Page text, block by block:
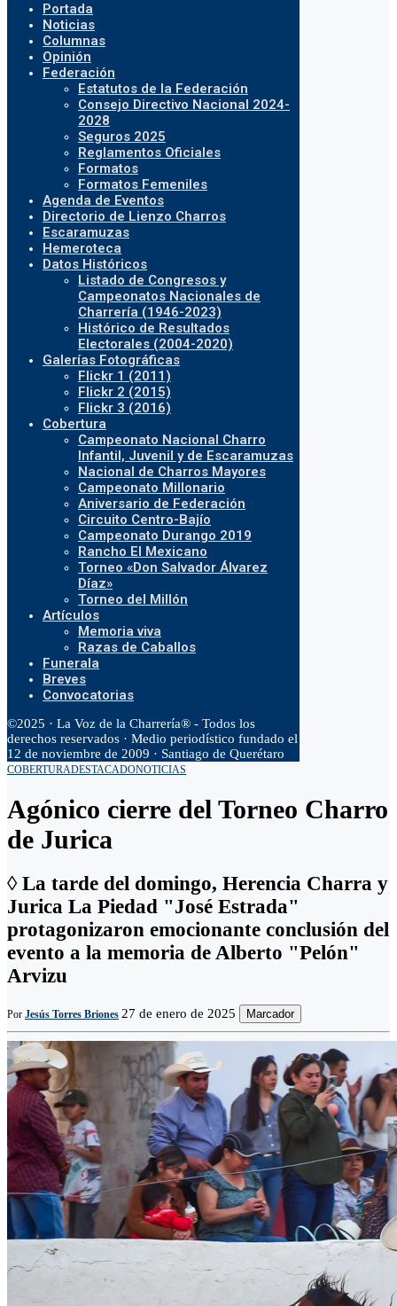
Portada
Noticias
Columnas
Opinión
Federación
Estatutos de la Federación
Consejo Directivo Nacional 2024-
2028
Seguros 2025
Reglamentos Oficiales
Formatos
Formatos Femeniles
Agenda de Eventos
Directorio de Lienzo Charros
Escaramuzas
Hemeroteca
Datos Históricos
Listado de Congresos y
Campeonatos Nacionales de
Charrería (1946-2023)
Histórico de Resultados
Electorales (2004-2020)
Galerías Fotográficas
Flickr 1 (2011)
Flickr 2 (2015)
Flickr 3 (2016)
Cobertura
Campeonato Nacional Charro
Infantil, Juvenil y de Escaramuzas
Nacional de Charros Mayores
Campeonato Millonario
Aniversario de Federación
Circuito Centro-Bajío
Campeonato Durango 2019
Rancho El Mexicano
Torneo «Don Salvador Álvarez
Díaz»
Torneo del Millón
Artículos
Memoria viva
Razas de Caballos
Funerala
Breves
Convocatorias
©2025 · La Voz de la Charrería® - Todos los
derechos reservados · Medio periodístico fundado el
12 de noviembre de 2009 · Santiago de Querétaro
COBERTURADESTACADONOTICIAS
Agónico cierre del Torneo Charro
de Jurica
◊ La tarde del domingo, Herencia Charra y
Jurica La Piedad "José Estrada"
protagonizaron emocionante conclusión del
evento a la memoria de Alberto "Pelón"
Arvizu
Por Jesús Torres Briones 27 de enero de 2025 Marcador